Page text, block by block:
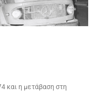
και η μετάβαση στη